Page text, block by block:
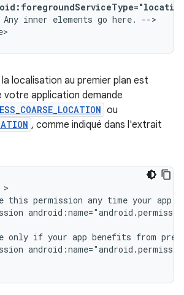
Any inner elements go here.
-->
localisation au premier plan est
votre application demande
ou
, comme indiqué dans l'extrait
this permission any time your app
only if your app benefits from